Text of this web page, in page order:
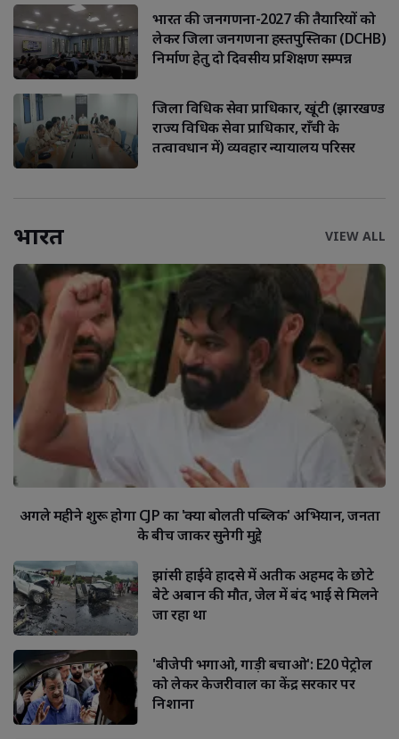
भारत की जनगणना-2027 की तैयारियों को
लेकर जिला जनगणना हस्तपुस्तिका (DCHB)
निर्माण हेतु दो दिवसीय प्रशिक्षण सम्पन्न
जिला विधिक सेवा प्राधिकार, खूंटी (झारखण्ड
राज्य विधिक सेवा प्राधिकार, राँची के
तत्वावधान में) व्यवहार न्यायालय परिसर
भारत VIEW ALL
अगले महीने शुरू होगा CJP का 'क्या बोलती पब्लिक' अभियान, जनता
के बीच जाकर सुनेगी मुद्दे
झांसी हाईवे हादसे में अतीक अहमद के छोटे
बेटे अबान की मौत, जेल में बंद भाई से मिलने
जा रहा था
'बीजेपी भगाओ, गाड़ी बचाओ': E20 पेट्रोल
को लेकर केजरीवाल का केंद्र सरकार पर
निशाना